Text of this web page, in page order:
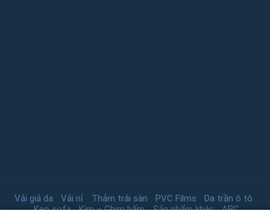
Vải giả da Vải nỉ Thảm trải sàn PVC Films
Da trần ô tô